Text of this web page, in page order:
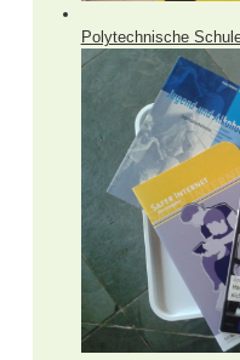
Polytechnische